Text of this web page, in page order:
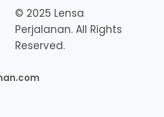
© 2025 Lensa
Perjalanan. All Rights
Reserved.